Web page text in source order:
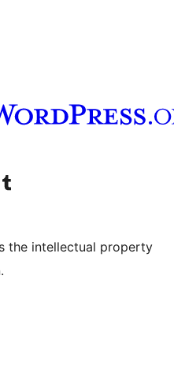
kanaal
Bezoek ons Tumblr account
the intellectual property